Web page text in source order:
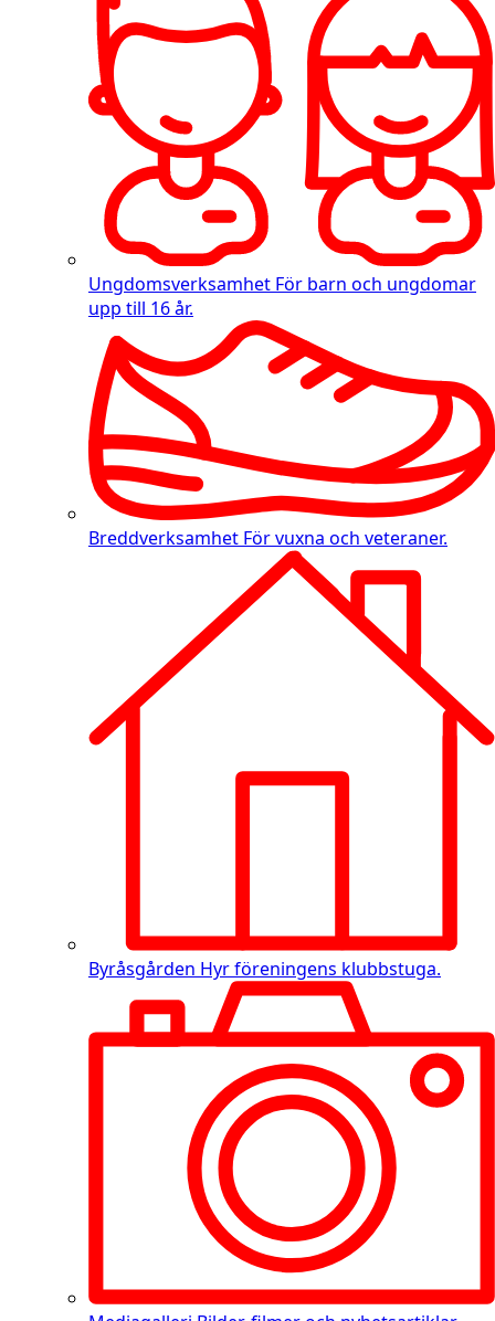
Ungdomsverksamhet För barn och ungdomar
upp till 16 år.
Breddverksamhet För vuxna och veteraner.
Byråsgården Hyr föreningens klubbstuga.